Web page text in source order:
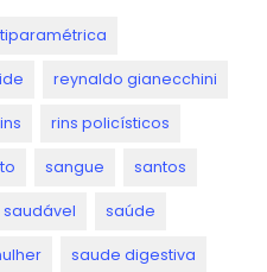
reynaldo gianecchini
rins policísticos
sangue santos
saudável saúde
saude digestiva